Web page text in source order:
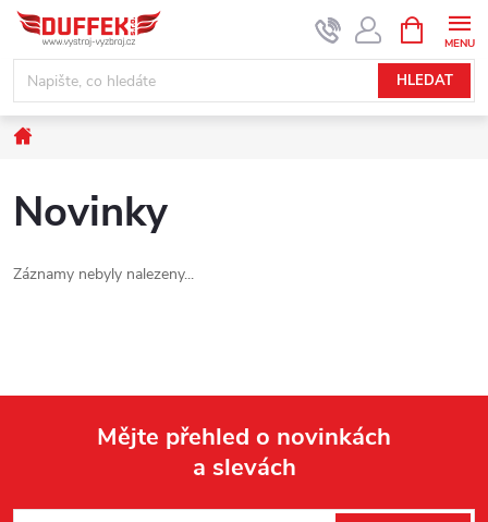
Přejít
obsah
HLEDAT
NÁKUPNÍ
KOŠÍK
Novinky
Záznamy nebyly nalezeny...
Mějte přehled o novinkách
a slevách